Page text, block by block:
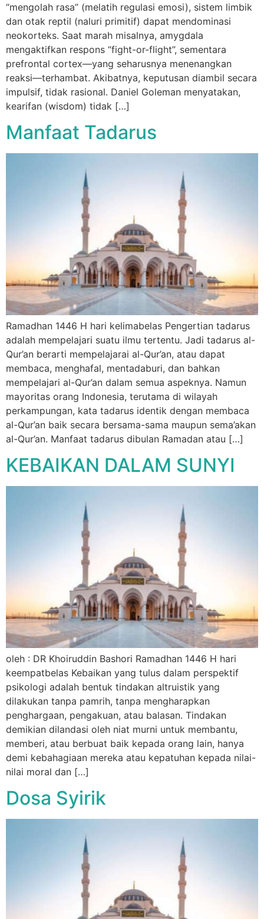
“mengolah rasa” (melatih regulasi emosi), sistem limbik
dan otak reptil (naluri primitif) dapat mendominasi
neokorteks. Saat marah misalnya, amygdala
mengaktifkan respons “fight-or-flight”, sementara
prefrontal cortex—yang seharusnya menenangkan
reaksi—terhambat. Akibatnya, keputusan diambil secara
impulsif, tidak rasional. Daniel Goleman menyatakan,
kearifan (wisdom) tidak […]
Manfaat Tadarus
Ramadhan 1446 H hari kelimabelas Pengertian tadarus
adalah mempelajari suatu ilmu tertentu. Jadi tadarus al-
Qur’an berarti mempelajarai al-Qur’an, atau dapat
membaca, menghafal, mentadaburi, dan bahkan
mempelajari al-Qur’an dalam semua aspeknya. Namun
mayoritas orang Indonesia, terutama di wilayah
perkampungan, kata tadarus identik dengan membaca
al-Qur’an baik secara bersama-sama maupun sema’akan
al-Qur’an. Manfaat tadarus dibulan Ramadan atau […]
KEBAIKAN DALAM SUNYI
oleh : DR Khoiruddin Bashori Ramadhan 1446 H hari
keempatbelas Kebaikan yang tulus dalam perspektif
psikologi adalah bentuk tindakan altruistik yang
dilakukan tanpa pamrih, tanpa mengharapkan
penghargaan, pengakuan, atau balasan. Tindakan
demikian dilandasi oleh niat murni untuk membantu,
memberi, atau berbuat baik kepada orang lain, hanya
demi kebahagiaan mereka atau kepatuhan kepada nilai-
nilai moral dan […]
Dosa Syirik